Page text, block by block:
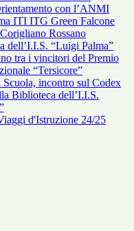
con l’ANMI
ITI ITG Green Falcone
Rossano
dell’I.I.S. “Luigi Palma”
tra i vincitori del Premio
“Tersicore”
Scuola, incontro sul Codex
Biblioteca dell’I.I.S.
d'Istruzione 24/25